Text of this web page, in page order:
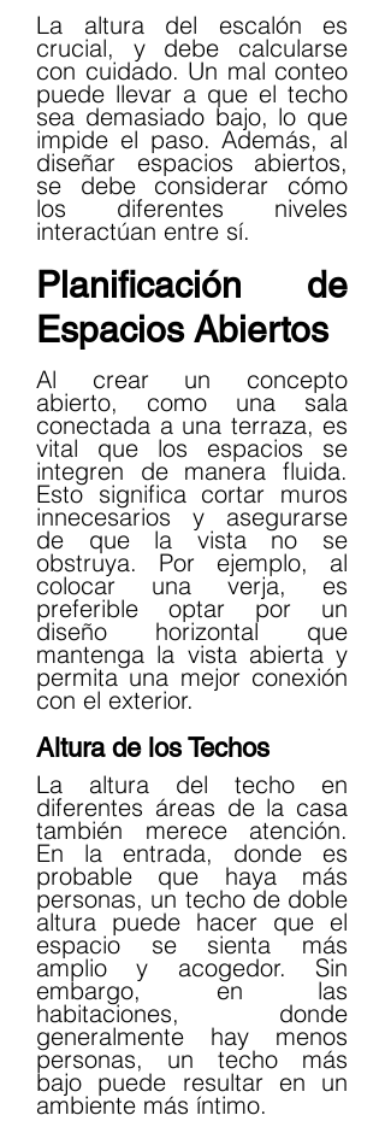
La altura del escalón es
crucial, y debe calcularse
con cuidado. Un mal conteo
puede llevar a que el techo
sea demasiado bajo, lo que
impide el paso. Además, al
diseñar espacios abiertos,
se debe considerar cómo
los diferentes niveles
interactúan entre sí.
Planificación de
Espacios Abiertos
Al crear un concepto
abierto, como una sala
conectada a una terraza, es
vital que los espacios se
integren de manera fluida.
Esto significa cortar muros
innecesarios y asegurarse
de que la vista no se
obstruya. Por ejemplo, al
colocar una verja, es
preferible optar por un
diseño horizontal que
mantenga la vista abierta y
permita una mejor conexión
con el exterior.
Altura de los Techos
La altura del techo en
diferentes áreas de la casa
también merece atención.
En la entrada, donde es
probable que haya más
personas, un techo de doble
altura puede hacer que el
espacio se sienta más
amplio y acogedor. Sin
embargo, en las
habitaciones, donde
generalmente hay menos
personas, un techo más
bajo puede resultar en un
ambiente más íntimo.